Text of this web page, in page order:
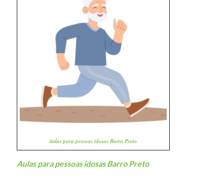
Aulas para pessoas idosas Barro Preto
Aulas para pessoas idosas Barro Preto